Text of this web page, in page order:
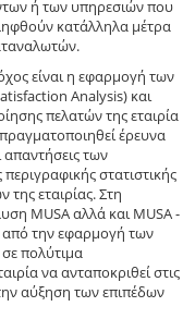
ή των υπηρεσιών που
κατάλληλα μέτρα
είναι η εφαρμογή των
Analysis) και
πελατών της εταιρία
έρευνα
απαντήσεις των
στατιστικής
εταιρίας. Στη
MUSA αλλά και MUSA -
την εφαρμογή των
πολύτιμα
να ανταποκριθεί στις
αύξηση των επιπέδων